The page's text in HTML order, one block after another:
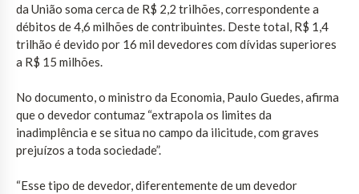
da União soma cerca de R$ 2,2 trilhões, correspondente a
débitos de 4,6 milhões de contribuintes. Deste total, R$ 1,4
trilhão é devido por 16 mil devedores com dívidas superiores
a R$ 15 milhões.
No documento, o ministro da Economia, Paulo Guedes, afirma
que o devedor contumaz “extrapola os limites da
inadimplência e se situa no campo da ilicitude, com graves
prejuízos a toda sociedade”.
“Esse tipo de devedor, diferentemente de um devedor